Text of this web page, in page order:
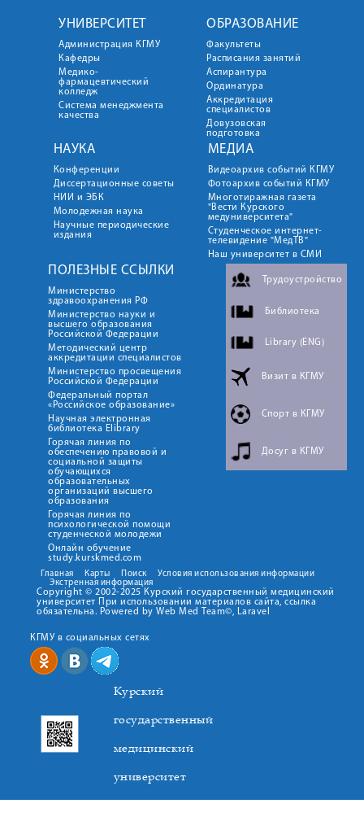
УНИВЕРСИТЕТ
Администрация КГМУ
Кафедры
Медико-
фармацевтический
колледж
Система менеджмента
качества
ОБРАЗОВАНИЕ
Факультеты
Расписания занятий
Аспирантура
Ординатура
Аккредитация
специалистов
Довузовская
подготовка
НАУКА
Конференции
Диссертационные советы
НИИ и ЭБК
Молодежная наука
Научные периодические
издания
МЕДИА
Видеоархив событий КГМУ
Фотоархив событий КГМУ
Многотиражная газета
"Вести Курского
медуниверситета"
Студенческое интернет-
телевидение "МедТВ"
Наш университет в СМИ
ПОЛЕЗНЫЕ ССЫЛКИ
Министерство
здравоохранения РФ
Министерство науки и
высшего образования
Российской Федерации
Методический центр
аккредитации специалистов
Министерство просвещения
Российской Федерации
Федеральный портал
«Российское образование»
Научная электронная
библиотека Elibrary
Горячая линия по
обеспечению правовой и
социальной защиты
обучающихся
образовательных
организаций высшего
образования
Горячая линия по
психологической помощи
студенческой молодежи
Онлайн обучение
study.kurskmed.com
Трудоустройство
Библиотека
Library (ENG)
Визит в КГМУ
Спорт в КГМУ
Досуг в КГМУ
Главная Карты Поиск
Условия использования информации
Экстренная информация
Copyright © 2002-2025 Курский государственный медицинский
университет При использовании материалов сайта, ссылка
обязательна. Powered by Web Med Team©, Laravel
КГМУ в социальных сетях
Курский
государственный
медицинский
университет